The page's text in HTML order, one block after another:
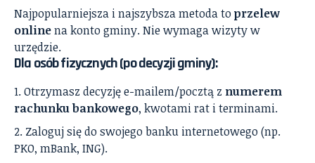
Najpopularniejsza i najszybsza metoda to przelew
onlinena konto gminy. Nie wymaga wizyty w
urzędzie.
Dla osób fizycznych (po decyzji gminy):
Otrzymasz decyzję e-mailem/pocztą z numerem
rachunku bankowego, kwotami rat i terminami.
Zaloguj się do swojego banku internetowego (np.
PKO, mBank, ING).